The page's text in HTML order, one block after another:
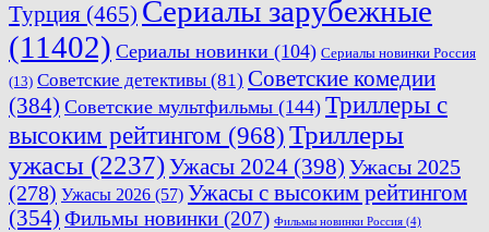
Турция (465) Сериалы зарубежные
(11402) Сериалы новинки (104) Сериалы новинки Россия
(13) Советские детективы (81) Советские комедии
(384) Советские мультфильмы (144) Триллеры с
высоким рейтингом (968) Триллеры
ужасы (2237)Ужасы 2024 (398) Ужасы 2025
(278) Ужасы 2026 (57) Ужасы с высоким рейтингом
(354) Фильмы новинки (207) Фильмы новинки Россия (4)